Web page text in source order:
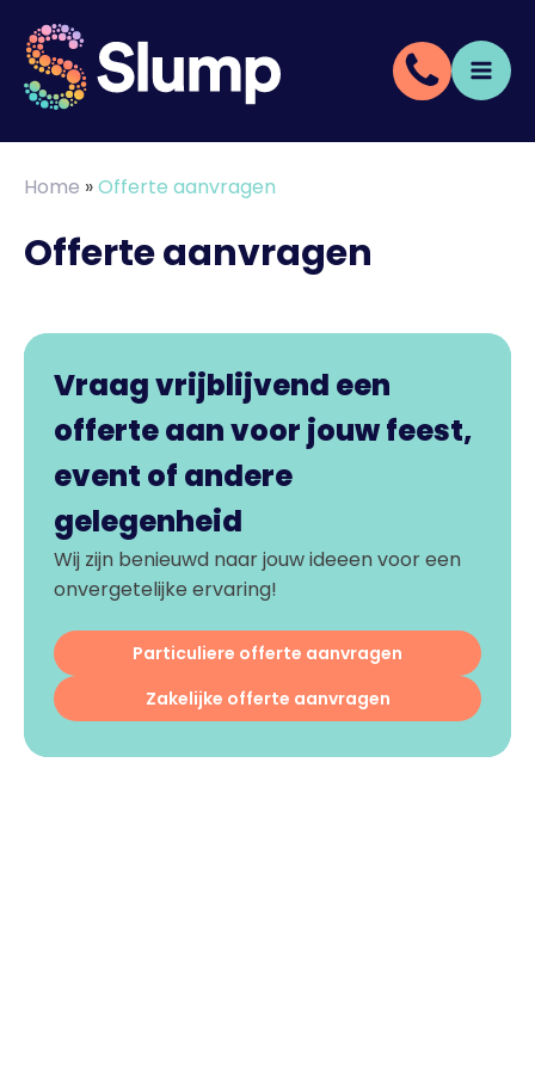
Home »Offerte aanvragen
Offerte aanvragen
Vraag vrijblijvend een
offerte aan voor jouw feest,
event of andere
gelegenheid
Wij zijn benieuwd naar jouw ideeen voor een
onvergetelijke ervaring!
Particuliere offerte aanvragen
Zakelijke offerte aanvragen